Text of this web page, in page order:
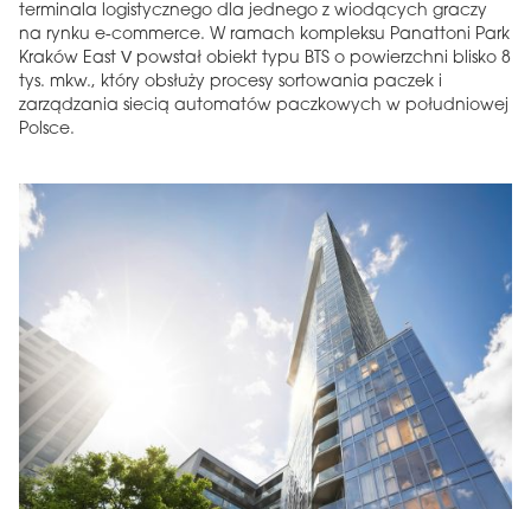
terminala logistycznego dla jednego z wiodących graczy
na rynku e-commerce. W ramach kompleksu Panattoni Park
Kraków East V powstał obiekt typu BTS o powierzchni blisko 8
tys. mkw., który obsłuży procesy sortowania paczek i
zarządzania siecią automatów paczkowych w południowej
Polsce.